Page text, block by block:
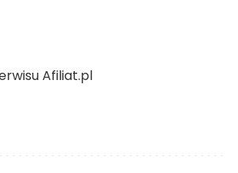
Afiliat.pl